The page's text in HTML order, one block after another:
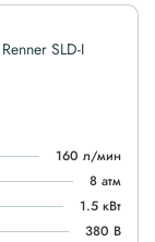
SLD-I
160 л/мин
8 атм
1.5 кВт
380 В